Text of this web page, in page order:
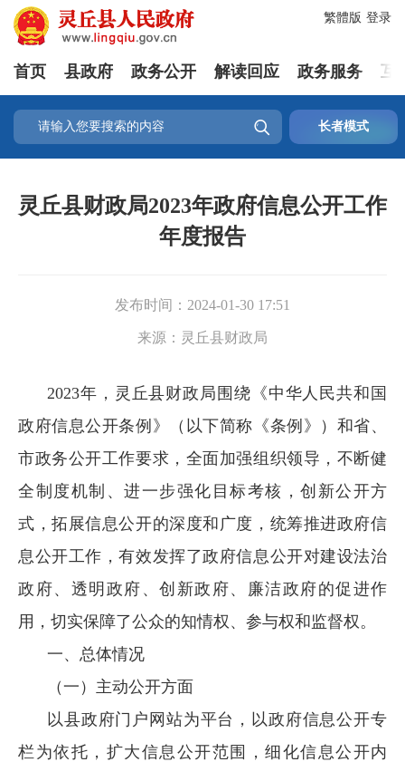
登录
繁體版
首页 县政府 政务公开 解读回应 政务服务 互
 长者模式
灵丘县财政局2023年政府信息公开工作
年度报告
发布时间： 2024-01-30 17:51
来源： 灵丘县财政局
2023年，灵丘县财政局围绕《中华人民共和国
政府信息公开条例》（以下简称《条例》）和省、
市政务公开工作要求，全面加强组织领导，不断健
全制度机制、进一步强化目标考核，创新公开方
式，拓展信息公开的深度和广度，统筹推进政府信
息公开工作，有效发挥了政府信息公开对建设法治
政府、透明政府、创新政府、廉洁政府的促进作
用，切实保障了公众的知情权、参与权和监督权。
一、总体情况
（一）主动公开方面
以县政府门户网站为平台，以政府信息公开专
栏为依托，扩大信息公开范围，细化信息公开内